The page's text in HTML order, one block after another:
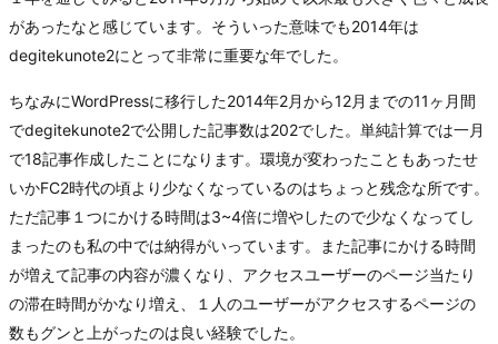
があったなと感じています。そういった意味でも2014年は
degitekunote2にとって非常に重要な年でした。
ちなみにWordPressに移行した2014年2月から12月までの11ヶ月間
でdegitekunote2で公開した記事数は202でした。単純計算では一月
で18記事作成したことになります。環境が変わったこともあったせ
いかFC2時代の頃より少なくなっているのはちょっと残念な所です。
ただ記事１つにかける時間は3~4倍に増やしたので少なくなってし
まったのも私の中では納得がいっています。また記事にかける時間
が増えて記事の内容が濃くなり、アクセスユーザーのページ当たり
の滞在時間がかなり増え、１人のユーザーがアクセスするページの
数もグンと上がったのは良い経験でした。